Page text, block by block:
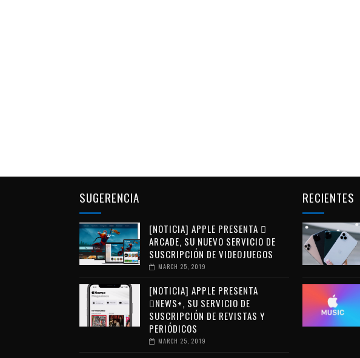
SUGERENCIA
[NOTICIA] APPLE PRESENTA 
ARCADE, SU NUEVO SERVICIO DE
SUSCRIPCIÓN DE VIDEOJUEGOS
MARCH 25, 2019
[NOTICIA] APPLE PRESENTA
NEWS+, SU SERVICIO DE
SUSCRIPCIÓN DE REVISTAS Y
PERIÓDICOS
MARCH 25, 2019
RECIENTES